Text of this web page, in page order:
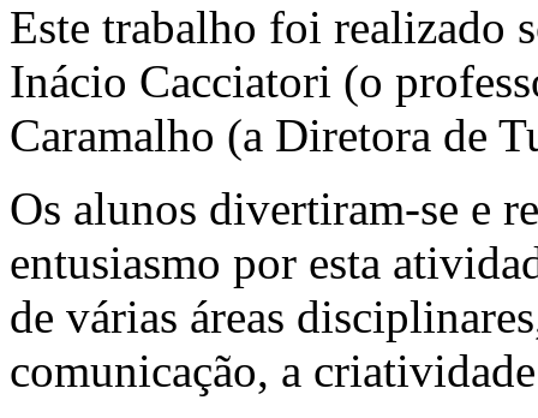
Este trabalho foi realizado
Inácio Cacciatori (o
Caramalho (a Diretora de
Os alunos divertiram-se e
entusiasmo por esta
de várias áreas
comunicação, a